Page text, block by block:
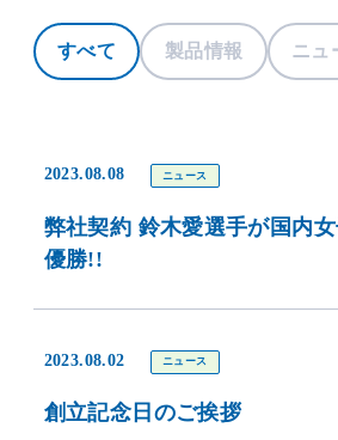
すべて 製品情報 ニュ
2023.08.08 ニュース
弊社契約 鈴木愛選手が国内
優勝!!
2023.08.02 ニュース
創立記念日のご挨拶